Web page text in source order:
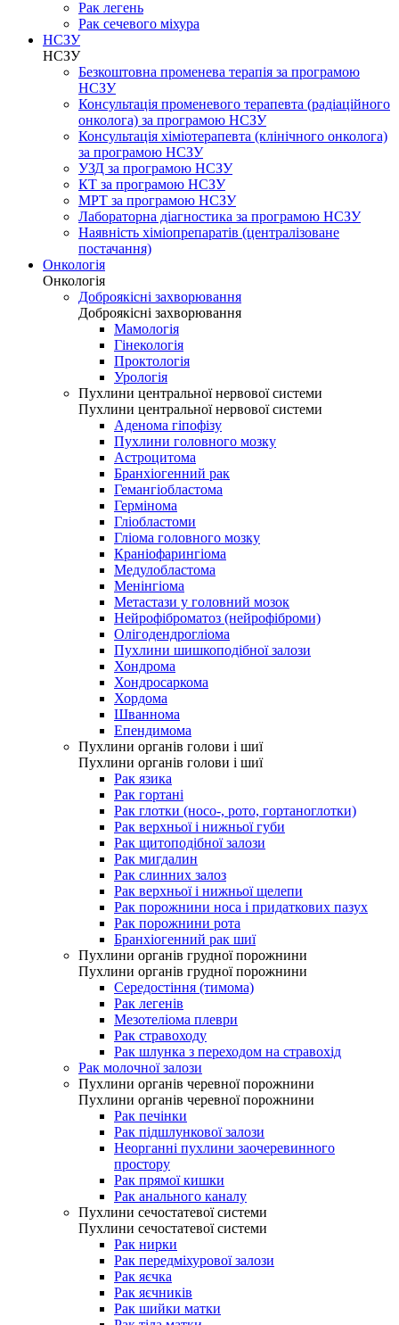
Рак легень
Рак сечевого міхура
НСЗУ
НСЗУ
Безкоштовна променева терапія за програмою
НСЗУ
Консультація променевого терапевта (радіаційного
онколога) за програмою НСЗУ
Консультація хіміотерапевта (клінічного онколога)
за програмою НСЗУ
УЗД за програмою НСЗУ
КТ за програмою НСЗУ
МРТ за програмою НСЗУ
Лабораторна діагностика за програмою НСЗУ
Наявність хіміопрепаратів (централізоване
постачання)
Онкологія
Онкологія
Доброякісні захворювання
Доброякісні захворювання
Мамологія
Гінекологія
Проктологія
Урологія
Пухлини центральної нервової системи
Пухлини центральної нервової системи
Аденома гіпофізу
Пухлини головного мозку
Астроцитома
Бранхіогенний рак
Гемангіобластома
Гермінома
Гліобластоми
Гліома головного мозку
Краніофарингіома
Медулобластома
Менінгіома
Метастази у головний мозок
Нейрофіброматоз (нейрофіброми)
Олігодендрогліома
Пухлини шишкоподібної залози
Хондрома
Хондросаркома
Хордома
Шваннома
Епендимома
Пухлини органів голови і шиї
Пухлини органів голови і шиї
Рак язика
Рак гортані
Рак глотки (носо-, рото, гортаноглотки)
Рак верхньої і нижньої губи
Рак щитоподібної залози
Рак мигдалин
Рак слинних залоз
Рак верхньої і нижньої щелепи
Рак порожнини носа і придаткових пазух
Рак порожнини рота
Бранхіогенний рак шиї
Пухлини органів грудної порожнини
Пухлини органів грудної порожнини
Середостіння (тимома)
Рак легенів
Мезотеліома плеври
Рак стравоходу
Рак шлунка з переходом на стравохід
Рак молочної залози
Пухлини органів черевної порожнини
Пухлини органів черевної порожнини
Рак печінки
Рак підшлункової залози
Неорганні пухлини заочеревинного
простору
Рак прямої кишки
Рак анального каналу
Пухлини сечостатевої системи
Пухлини сечостатевої системи
Рак нирки
Рак передміхурової залози
Рак яєчка
Рак яєчників
Рак шийки матки